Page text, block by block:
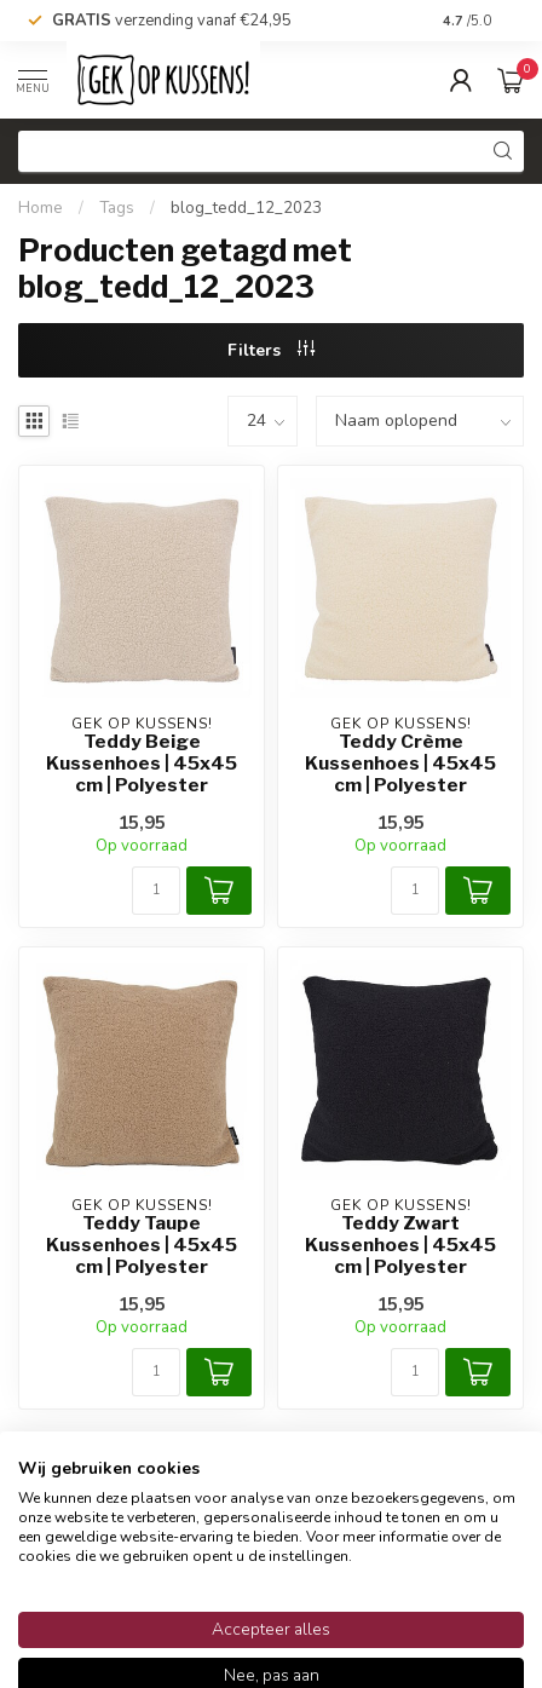
GRATIS verzending vanaf €24,95 Voor 16.00
4.7 /5.0
MENU
0
Home / Tags / blog_tedd_12_2023
Producten getagd met
blog_tedd_12_2023
Filters
GEK OP KUSSENS!
Teddy Beige
Kussenhoes | 45x45
cm | Polyester
15,95
Op voorraad
GEK OP KUSSENS!
Teddy Crème
Kussenhoes | 45x45
cm | Polyester
15,95
Op voorraad
GEK OP KUSSENS!
Teddy Taupe
Kussenhoes | 45x45
cm | Polyester
15,95
Op voorraad
GEK OP KUSSENS!
Teddy Zwart
Kussenhoes | 45x45
cm | Polyester
15,95
Op voorraad
10% korting op jouw bestelling?
Schrijf je in voor onze nieuwsbrief en krijg 10% korting!
Wij gebruiken cookies
We kunnen deze plaatsen voor analyse van onze bezoekersgegevens, om
onze website te verbeteren, gepersonaliseerde inhoud te tonen en om u
een geweldige website-ervaring te bieden. Voor meer informatie over de
cookies die we gebruiken opent u de instellingen.
Accepteer alles
Nee, pas aan